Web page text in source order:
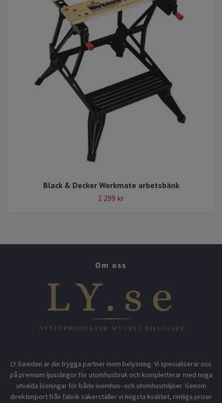
Black & Decker Workmate arbetsbänk
1 299 kr
Om oss
LY Sweden är din trygga partner inom belysning. Vi specialiserar oss
på premium ljusslingor för utomhusbruk och kompletterar med noga
utvalda lösningar för både inomhus- och utomhusmiljöer. Genom
direktimport från fabrik säkerställer vi högsta kvalitet, rimliga priser